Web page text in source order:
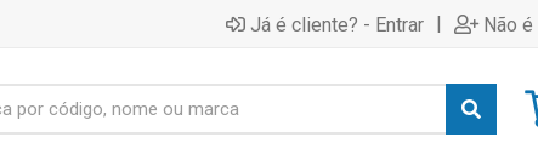
Já é cliente? - Entrar | Não